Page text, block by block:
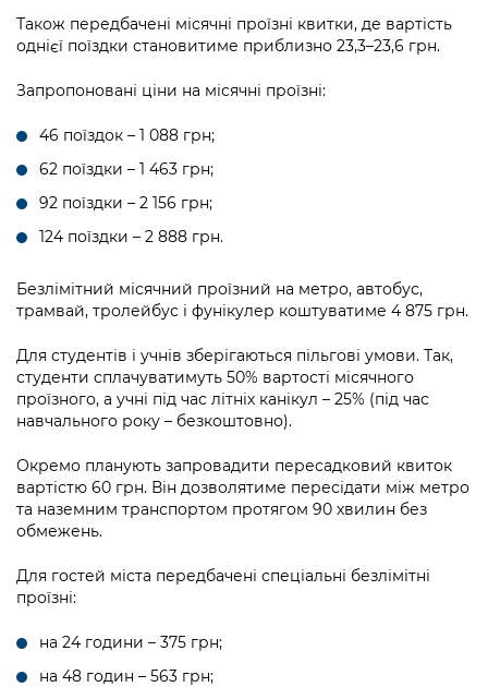
Також передбачені місячні проїзні квитки, де вартість
однієї поїздки становитиме приблизно 23,3–23,6 грн.
Запропоновані ціни на місячні проїзні:
46 поїздок – 1 088 грн;
62 поїздки – 1 463 грн;
92 поїздки – 2 156 грн;
124 поїздки – 2 888 грн.
Безлімітний місячний проїзний на метро, автобус,
трамвай, тролейбус і фунікулер коштуватиме 4 875 грн.
Для студентів і учнів зберігаються пільгові умови. Так,
студенти сплачуватимуть 50% вартості місячного
проїзного, а учні під час літніх канікул – 25% (під час
навчального року – безкоштовно).
Окремо планують запровадити пересадковий квиток
вартістю 60 грн. Він дозволятиме пересідати між метро
та наземним транспортом протягом 90 хвилин без
обмежень.
Для гостей міста передбачені спеціальні безлімітні
проїзні:
на 24 години – 375 грн;
на 48 годин – 563 грн;